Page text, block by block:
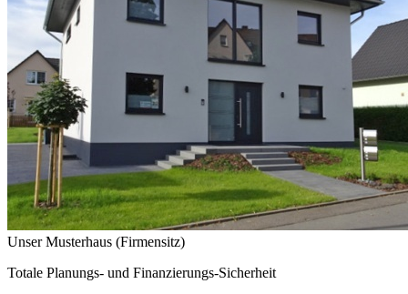
Unser Musterhaus (Firmensitz)
Totale Planungs- und Finanzierungs-Sicherheit